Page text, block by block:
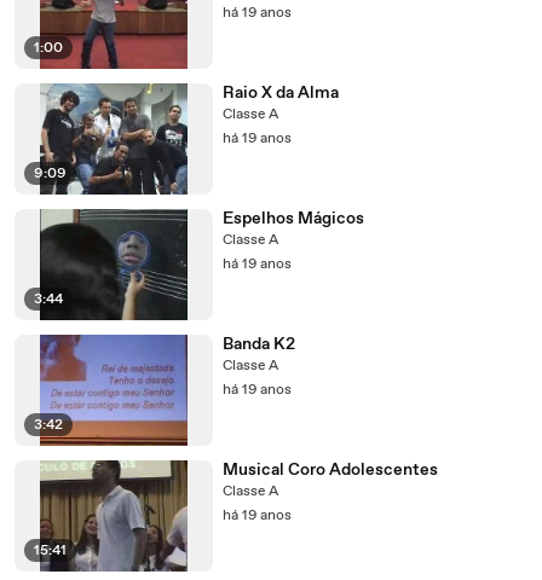
1:00
há 19 anos
9:09
Raio X da Alma
Classe A
há 19 anos
3:44
Espelhos Mágicos
Classe A
há 19 anos
3:42
Banda K2
Classe A
há 19 anos
15:41
Musical Coro Adolescentes
Classe A
há 19 anos